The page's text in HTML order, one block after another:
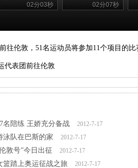
02分03秒 02分07秒
往伦敦，51名运动员将参加11个项目的比
代表团前往伦敦
名陪练 王娇充分备战 2012-7-17
泳队在巴斯的家 2012-7-17
敦号”今日出征 2012-7-17
篮踏上奥运征战之旅 2012-7-17